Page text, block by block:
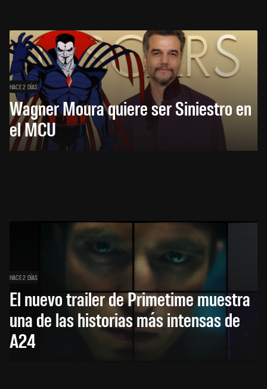
HACE 2 DÍAS
Wagner Moura quiere ser Siniestro en
el MCU
HACE 2 DÍAS
El nuevo trailer de Primetime muestra
una de las historias más intensas de
A24